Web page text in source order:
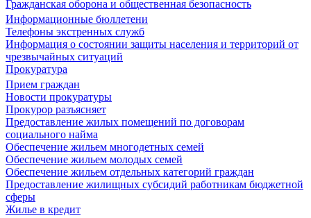
Гражданская оборона и общественная безопасность
Информационные бюллетени
Телефоны экстренных служб
Информация о состоянии защиты населения и территорий от
чрезвычайных ситуаций
Прокуратура
Прием граждан
Новости прокуратуры
Прокурор разъясняет
Предоставление жилых помещений по договорам
социального найма
Обеспечение жильем многодетных семей
Обеспечение жильем молодых семей
Обеспечение жильем отдельных категорий граждан
Предоставление жилищных субсидий работникам бюджетной
сферы
Жилье в кредит